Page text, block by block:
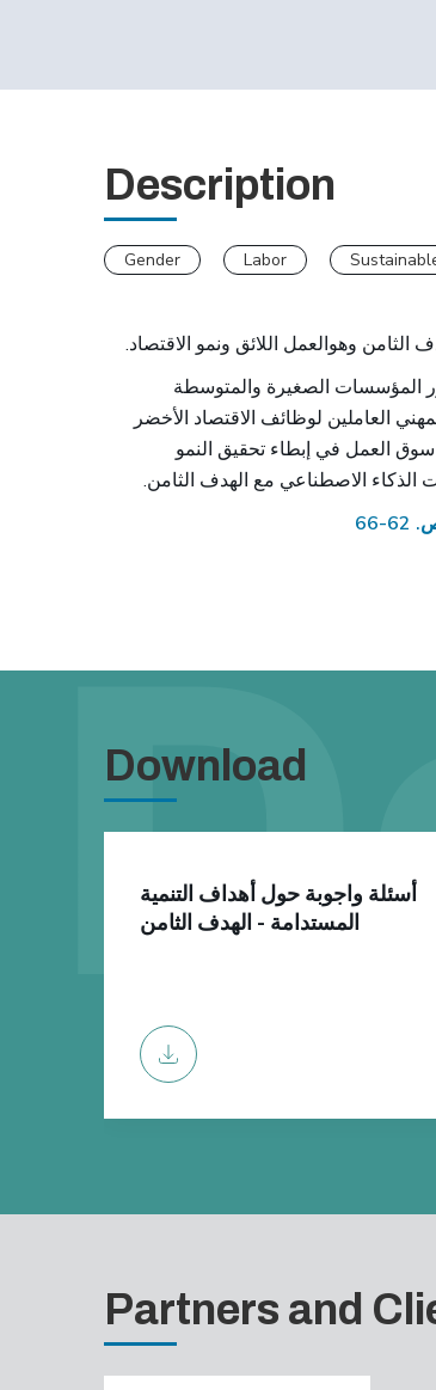
Description
Gender Labor
وهوالعمل اللائق ونمو الاقتصاد.
المؤسسات الصغيرة والمتوسطة
العاملين لوظائف الاقتصاد الأخضر
العمل في إبطاء تحقيق النمو
الذكاء الاصطناعي مع الهدف الثامن.
66
Download
أسئلة واجوبة حول أهداف التنمية
المستدامة - الهدف الثامن
Partners and